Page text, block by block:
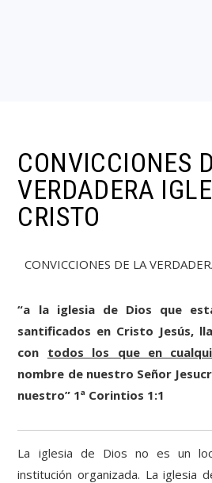
CONVICCIONES
VERDADERA
CRISTO
CONVICCIONES DE LA
“a la iglesia de Dios que
santificados en Cristo Jesús,
con todos los que en
nombre de nuestro Señor
nuestro” 1ª Corintios 1:1
La iglesia de Dios no es un
institución organizada. La iglesia